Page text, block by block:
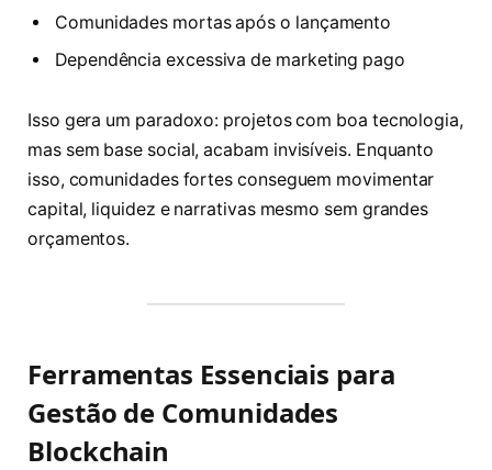
Comunidades mortas após o lançamento
Dependência excessiva de marketing pago
Isso gera um paradoxo: projetos com boa tecnologia,
mas sem base social, acabam invisíveis. Enquanto
isso, comunidades fortes conseguem movimentar
capital, liquidez e narrativas mesmo sem grandes
orçamentos.
Ferramentas Essenciais para
Gestão de Comunidades
Blockchain